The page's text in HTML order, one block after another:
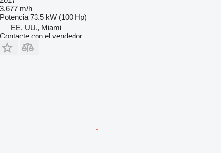
3.677 m/h
Potencia 73.5 kW (100 Hp)
EE. UU., Miami
Contacte con el vendedor